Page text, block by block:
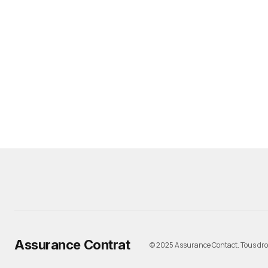
Assurance Contrat © 2025 Assurance Contact. Tous